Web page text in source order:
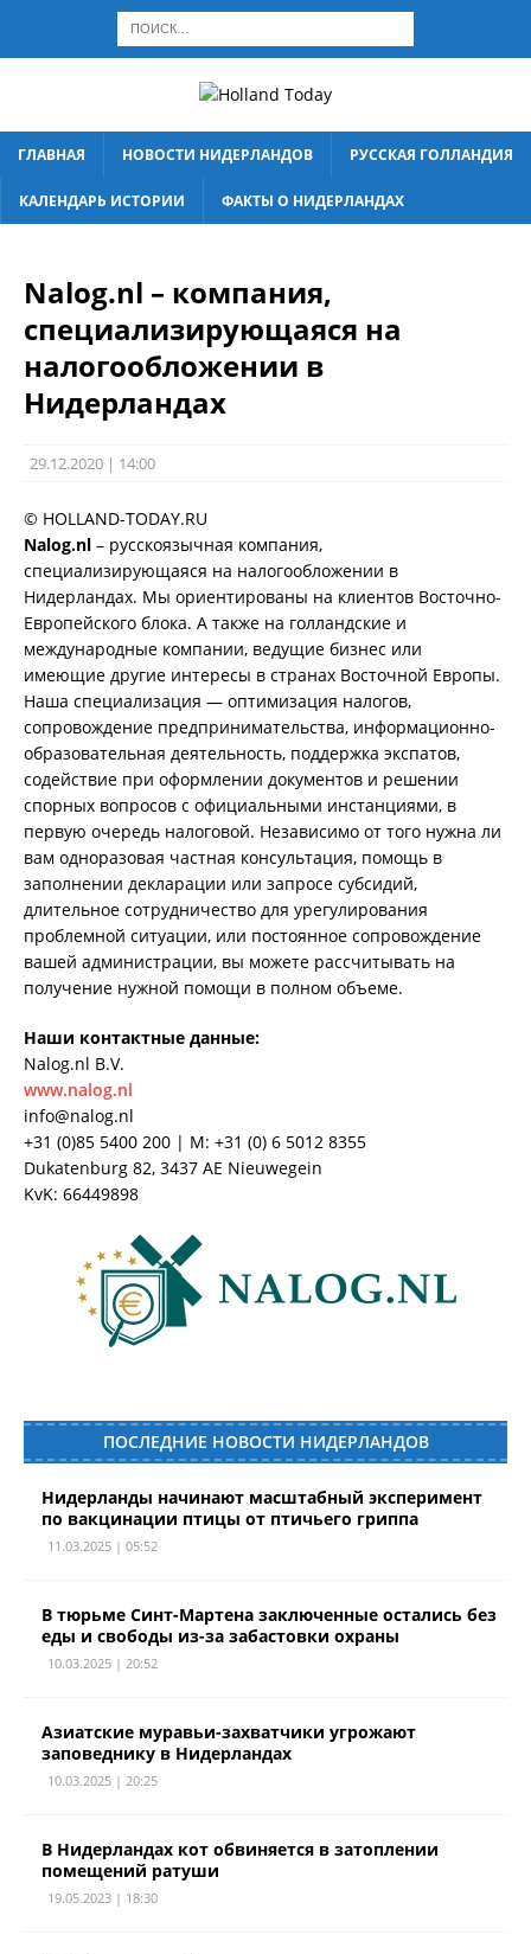
ГЛАВНАЯ НОВОСТИ НИДЕРЛАНДОВ РУССКАЯ ГОЛЛАНДИЯ
КАЛЕНДАРЬ ИСТОРИИ ФАКТЫ О НИДЕРЛАНДАХ
Nalog.nl – компания,
специализирующаяся на
налогообложении в
Нидерландах
29.12.2020 | 14:00
© HOLLAND-TODAY.RU
Nalog.nl – русскоязычная компания,
специализирующаяся на налогообложении в
Нидерландах. Мы ориентированы на клиентов Восточно-
Европейского блока. А также на голландские и
международные компании, ведущие бизнес или
имеющие другие интересы в странах Восточной Европы.
Наша специализация — оптимизация налогов,
сопровождение предпринимательства, информационно-
образовательная деятельность, поддержка экспатов,
содействие при оформлении документов и решении
спорных вопросов с официальными инстанциями, в
первую очередь налоговой. Независимо от того нужна ли
вам одноразовая частная консультация, помощь в
заполнении декларации или запросе субсидий,
длительное сотрудничество для урегулирования
проблемной ситуации, или постоянное сопровождение
вашей администрации, вы можете рассчитывать на
получение нужной помощи в полном объеме.
Наши контактные данные:
Nalog.nl B.V.
www.nalog.nl
info@nalog.nl
+31 (0)85 5400 200 | M: +31 (0) 6 5012 8355
Dukatenburg 82, 3437 AE Nieuwegein
KvK: 66449898
ПОСЛЕДНИЕ НОВОСТИ НИДЕРЛАНДОВ
Нидерланды начинают масштабный эксперимент
по вакцинации птицы от птичьего гриппа
11.03.2025 | 05:52
В тюрьме Синт-Мартена заключенные остались без
еды и свободы из-за забастовки охраны
10.03.2025 | 20:52
Азиатские муравьи-захватчики угрожают
заповеднику в Нидерландах
10.03.2025 | 20:25
В Нидерландах кот обвиняется в затоплении
помещений ратуши
19.05.2023 | 18:30